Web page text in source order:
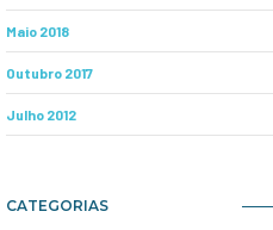
Maio 2018
Outubro 2017
Julho 2012
CATEGORIAS